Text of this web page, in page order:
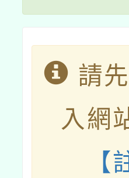
請
入網
【